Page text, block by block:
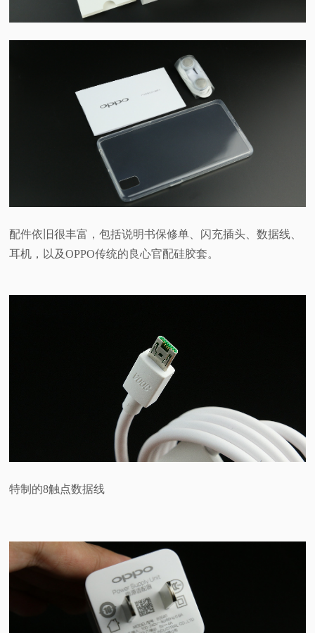
配件依旧很丰富，包括说明书保修单、闪充插头、数据线、
耳机，以及OPPO传统的良心官配硅胶套。
特制的8触点数据线